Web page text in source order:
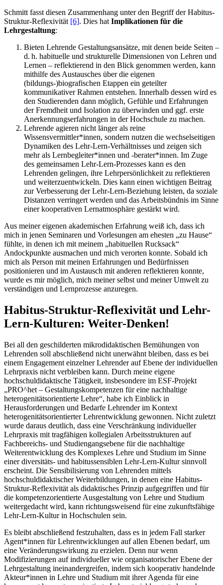
Schmitt fasst diesen Zusammenhang unter den Begriff der Habitus-
Struktur-Reflexivität [6]. Dies hat Implikationen für die
Lehrgestaltung:
Bieten Lehrende Gestaltungsansätze, mit denen beide Seiten –
d. h. habituelle und strukturelle Dimensionen von Lehren und
Lernen – reflektierend in den Blick genommen werden, kann
mithilfe des Austausches über die eigenen
(bildungs-)biografischen Etappen ein geteilter
kommunikativer Rahmen entstehen. Innerhalb dessen wird es
den Studierenden dann möglich, Gefühle und Erfahrungen
der Fremdheit und Isolation zu überwinden und ggf. erste
Anerkennungserfahrungen in der Hochschule zu machen.
Lehrende agieren nicht länger als reine
Wissensvermittler*innen, sondern nutzen die wechselseitigen
Dynamiken des Lehr-Lern-Verhältnisses und zeigen sich
mehr als Lernbegleiter*innen und -berater*innen. Im Zuge
des gemeinsamen Lehr-Lern-Prozesses kann es den
Lehrenden gelingen, ihre Lehrpersönlichkeit zu reflektieren
und weiterzuentwickeln. Dies kann einen wichtigen Beitrag
zur Verbesserung der Lehr-Lern-Beziehung leisten, da soziale
Distanzen verringert werden und das Arbeitsbündnis im Sinne
einer kooperativen Lernatmosphäre gestärkt wird.
Aus meiner eigenen akademischen Erfahrung weiß ich, dass ich
mich in jenen Seminaren und Vorlesungen am ehesten „zu Hause“
fühlte, in denen ich mit meinem „habituellen Rucksack“
Andockpunkte ausmachen und mich verorten konnte. Sobald ich
mich als Person mit meinen Erfahrungen und Bedürfnissen
positionieren und im Austausch mit anderen reflektieren konnte,
wurde es mir möglich, mich meiner selbst und meiner Umwelt zu
verständigen und Lernprozesse anzuregen.
Habitus-Struktur-Reflexivität und Lehr-
Lern-Kulturen: Weiter-Denken!
Bei all den geschilderten mikrodidaktischen Bemühungen von
Lehrenden soll abschließend nicht unerwähnt bleiben, dass es bei
einem Engagement einzelner Lehrender auf Ebene der individuellen
Lehrpraxis nicht verbleiben kann. Durch meine eigene
hochschuldidaktische Tätigkeit, insbesondere im ESF-Projekt
„PRO^het – Gestaltungskompetenzen für eine nachhaltige
heterogenitätsorientierte Lehre“, habe ich Einblick in
Herausforderungen und Bedarfe Lehrender im Kontext
heterogenitätsorientierter Lehrentwicklung gewonnen. Nicht zuletzt
wurde daraus deutlich, dass eine Verschränkung individueller
Lehrpraxis mit tragfähigen kollegialen Arbeitsstrukturen auf
Fachbereichs- und Studiengangsebene für die nachhaltige
Weiterentwicklung des Komplexes Lehre und Studium im Sinne
einer diversitäts- und habitussensiblen Lehr-Lern-Kultur sinnvoll
erscheint. Die Sensibilisierung von Lehrenden mittels
hochschuldidaktischer Weiterbildungen, in denen eine Habitus-
Struktur-Reflexivität als didaktisches Prinzip aufgegriffen und für
die kompetenzorientierte Ausgestaltung von Lehre und Studium
weitergedacht wird, kann richtungsweisend für eine zukunftsfähige
Lehr-Lern-Kultur in Hochschulen sein.
Es bleibt abschließend festzuhalten, dass es in jedem Fall starker
Agent*innen für Lehrentwicklungen auf allen Ebenen bedarf, um
eine Veränderungswirkung zu erzielen. Denn nur wenn
Modifizierungen auf individueller wie organisatorischer Ebene der
Lehrgestaltung ineinandergreifen, indem sich kooperativ handelnde
Akteur*innen in Lehre und Studium mit ihrer Agenda für eine